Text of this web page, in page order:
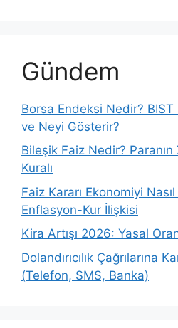
Gündem
Borsa Endeksi Nedir? BIST
ve Neyi Gösterir?
Bileşik Faiz Nedir?
Kuralı
Faiz Kararı Ekonomiyi
Enflasyon-Kur İlişkisi
Kira Artışı 2026: Yasal
Dolandırıcılık Çağrılarına
(Telefon, SMS, Banka)